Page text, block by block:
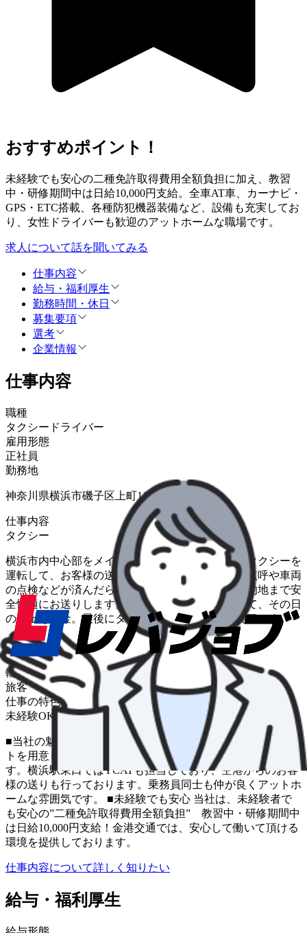
おすすめポイント！
未経験でも安心の二種免許取得費用全額負担に加え、教習
中・研修期間中は日給10,000円支給。全車AT車、カーナビ・
GPS・ETC搭載、各種防犯機器装備など、設備も充実してお
り、女性ドライバーも歓迎のアットホームな職場です。
求人について話を聞いてみる
仕事内容
給与・福利厚生
勤務時間・休日
募集要項
選考
企業情報
仕事内容
職種
タクシードライバー
雇用形態
正社員
勤務地
神奈川県横浜市磯子区上町11-3
仕事内容
タクシー
横浜市内中心部をメインとする営業エリアにて、タクシーを
運転して、お客様の送迎を行ないます。出社後、点呼や車両
の点検などが済んだら出庫し、お客様を乗せて目的地まで安
全快適にお送りします。営業が終了したら帰社して、その日
の売上を納金。最後にタクシーを洗車して業務終了です。
車種
タクシー
輸送品目
旅客
仕事の特色
未経験OK 車通勤OK
■当社の魅力 当社独自のメンバーズカード、タクシーチケッ
トを用意しており、多数のお客様にご利用いただいておりま
す。横浜駅東口ではYCATも担当しており、空港からのお客
様の送りも行っております。乗務員同士も仲が良くアットホ
ームな雰囲気です。 ■未経験でも安心 当社は、未経験者で
も安心の”二種免許取得費用全額負担” 教習中・研修期間中
は日給10,000円支給！金港交通では、安心して働いて頂ける
環境を提供しております。
仕事内容について詳しく知りたい
給与・福利厚生